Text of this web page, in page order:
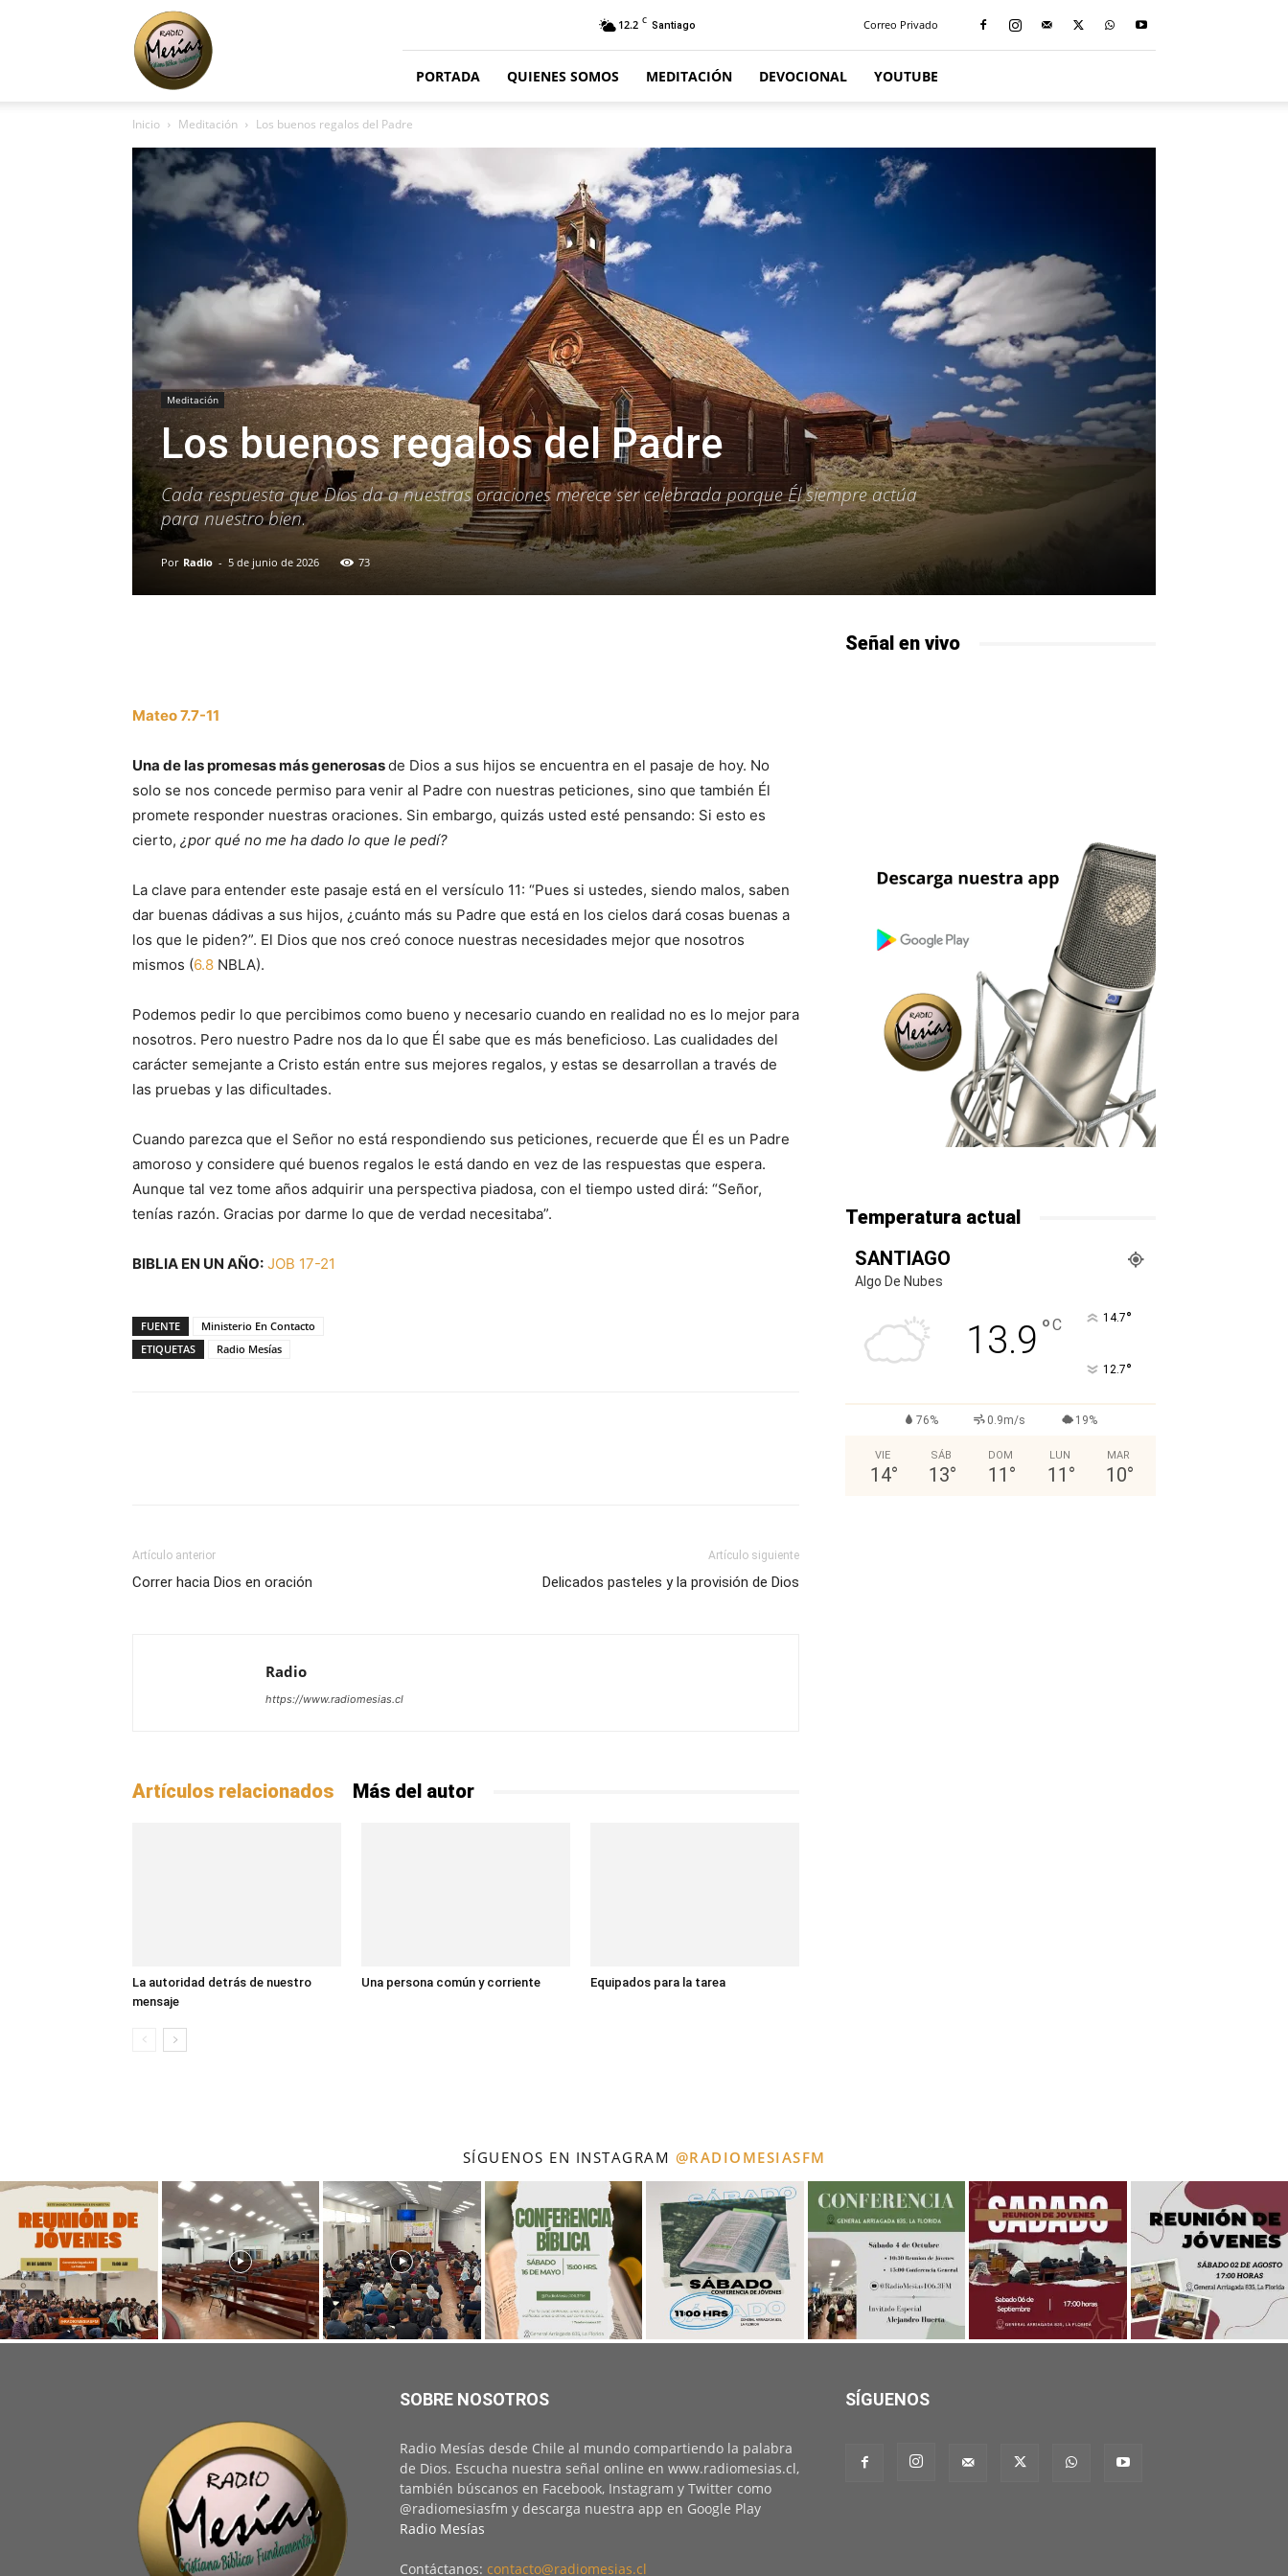
Radio
Mesías
12.2 C Santiago Correo Privado
PORTADA QUIENES SOMOS MEDITACIÓN DEVOCIONAL YOUTUBE
Inicio Meditación Los buenos regalos del Padre
Meditación
Los buenos regalos del Padre
Cada respuesta que Dios da a nuestras oraciones merece ser celebrada porque Él siempre actúa
para nuestro bien.
Por Radio - 5 de junio de 2026 73
Mateo 7.7-11
Una de las promesas más generosasde Dios a sus hijos se encuentra en el pasaje de hoy. No
solo se nos concede permiso para venir al Padre con nuestras peticiones, sino que también Él
promete responder nuestras oraciones. Sin embargo, quizás usted esté pensando: Si esto es
cierto, ¿por qué no me ha dado lo que le pedí?
La clave para entender este pasaje está en el versículo 11: “Pues si ustedes, siendo malos, saben
dar buenas dádivas a sus hijos, ¿cuánto más su Padre que está en los cielos dará cosas buenas a
los que le piden?”. El Dios que nos creó conoce nuestras necesidades mejor que nosotros
mismos (6.8 NBLA).
Podemos pedir lo que percibimos como bueno y necesario cuando en realidad no es lo mejor para
nosotros. Pero nuestro Padre nos da lo que Él sabe que es más beneficioso. Las cualidades del
carácter semejante a Cristo están entre sus mejores regalos, y estas se desarrollan a través de
las pruebas y las dificultades.
Cuando parezca que el Señor no está respondiendo sus peticiones, recuerde que Él es un Padre
amoroso y considere qué buenos regalos le está dando en vez de las respuestas que espera.
Aunque tal vez tome años adquirir una perspectiva piadosa, con el tiempo usted dirá: “Señor,
tenías razón. Gracias por darme lo que de verdad necesitaba”.
BIBLIA EN UN AÑO: JOB 17-21
FUENTE
Ministerio En Contacto
ETIQUETAS
Radio Mesías
Artículo anterior
Correr hacia Dios en oración
Artículo siguiente
Delicados pasteles y la provisión de Dios
Radio
https://www.radiomesias.cl
Artículos relacionados Más del autor
La autoridad detrás de nuestro
mensaje
Una persona común y corriente Equipados para la tarea
Señal en vivo
Temperatura actual
SANTIAGO
Algo De Nubes
13.9 °C 14.7°
12.7°
76% 0.9m/s 19%
VIE
14°
SÁB
13°
DOM
11 °
LUN
11 °
MAR
10°
SÍGUENOS EN INSTAGRAM @RADIOMESIASFM
SOBRE NOSOTROS
Radio Mesías desde Chile al mundo compartiendo la palabra
de Dios. Escucha nuestra señal online en www.radiomesias.cl,
también búscanos en Facebook, Instagram y Twitter como
@radiomesiasfm y descarga nuestra app en Google Play
Radio Mesías
Contáctanos: contacto@radiomesias.cl
SÍGUENOS